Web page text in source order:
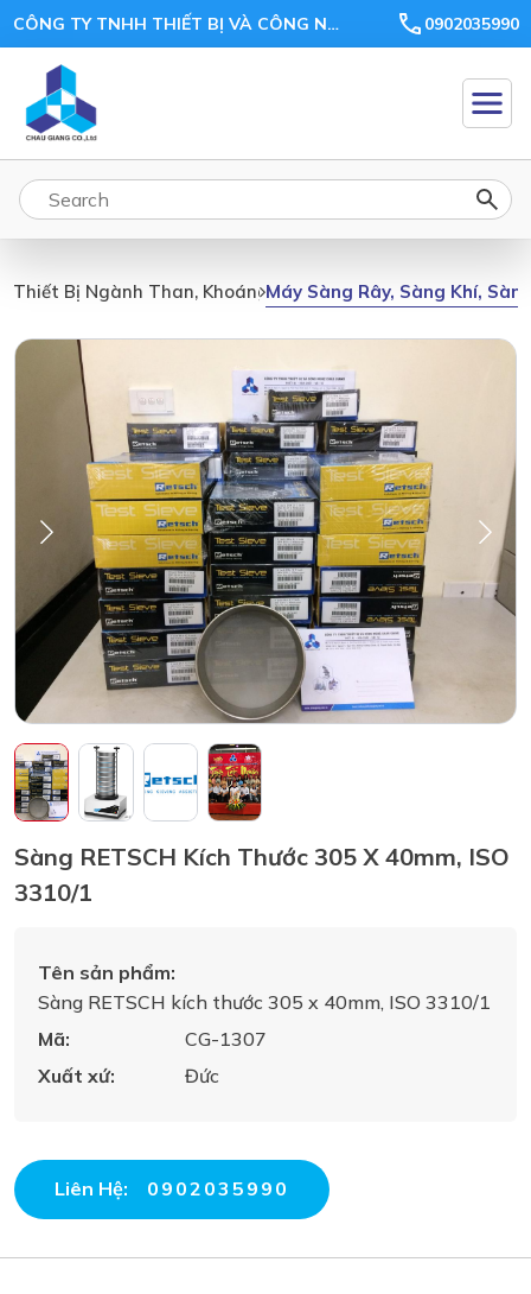
CÔNG TY TNHH THIẾT BỊ VÀ CÔNG NGHỆ CHÂU GIANG 0902035990
Thiết Bị Ngành Than, Khoáng Sản, Ceramic, Xi Măng
Máy Sàng Rây, Sàng Khí,
Sàng RETSCH Kích Thước 305 X 40mm, ISO
3310/1
Tên sản phẩm:
Sàng RETSCH kích thước 305 x 40mm, ISO 3310/1
Mã:
CG-1307
Xuất xứ:
Đức
Liên Hệ: 0902035990